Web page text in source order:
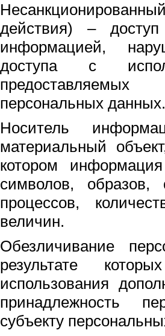
действия) –
информацией,
доступа с
персональных данных.
Носитель
материальный
котором
символов, образов,
процессов,
величин.
Обезличивание
результате
использования
принадлежность
субъекту